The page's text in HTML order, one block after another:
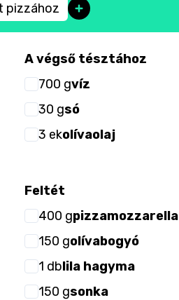
pizzához
A végső tésztához
700 gvíz
30 gsó
3 ekolívaolaj
Feltét
400 gpizzamozzarella
150 golívabogyó
1 dblila hagyma
150 gsonka